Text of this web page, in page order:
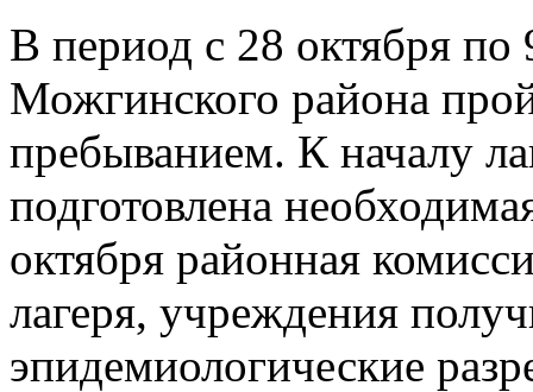
В период с 28 октября
Можгинского района
пребыванием. К началу
подготовлена
октября районная
лагеря, учреждения
эпидемиологические